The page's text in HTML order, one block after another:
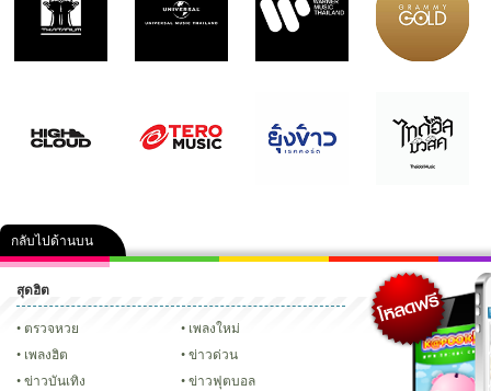
กลับไปด้านบน
คลิป ภาพ ปฏิทิน 2556 เฟซบุ๊ก ทวิ
Glitter
สุดฮิต
ตรวจหวย
เพลงใหม่
เพลงฮิต
ข่าวด่วน
ข่าวบันเทิง
ข่าวฟุตบอล